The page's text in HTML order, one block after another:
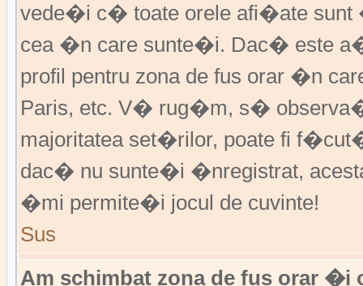
vede�i c� toate orele afi�ate
cea �n care sunte�i. Dac� este
profil pentru zona de fus orar �n
Paris, etc. V� rug�m, s�
majoritatea set�rilor, poate fi
dac� nu sunte�i �nregistrat,
�mi permite�i jocul de cuvinte!
Sus
Am schimbat zona de fus orar �i